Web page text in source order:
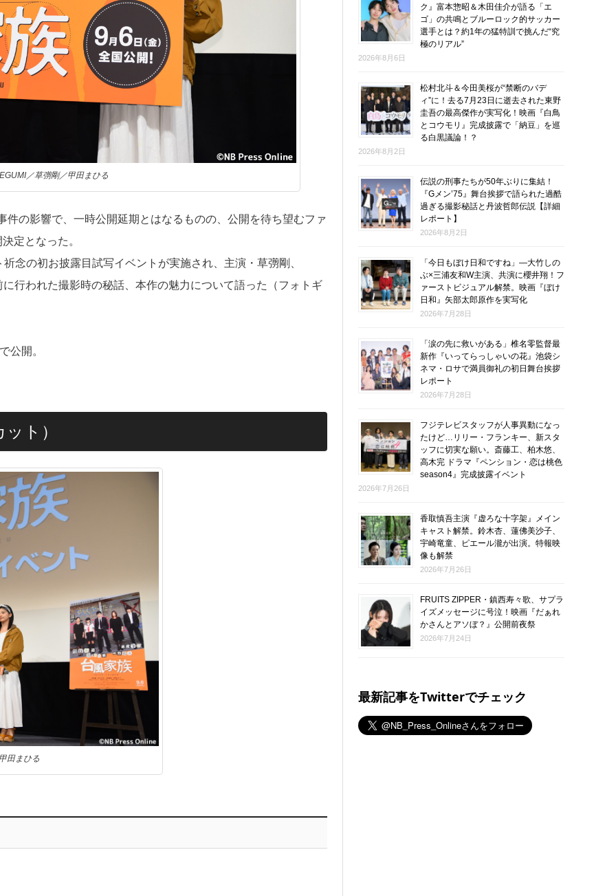
／草彅剛／甲田まひる
の影響で、一時公開延期とはなるものの、公開を待ち望むファ
定となった。
念の初お披露目試写イベントが実施され、主演・草彅剛、
行われた撮影時の秘話、本作の魅力について語った（フォトギ
公開。
ト）
田まひる
ク』富本惣昭＆木田佳介が語る「エ
ゴ」の共鳴とブルーロック的サッカー
選手とは？約1年の猛特訓で挑んだ“究
極のリアル”
2026年8月6日
松村北斗＆今田美桜が“禁断のバデ
ィ”に！去る7月23日に逝去された東野
圭吾の最高傑作が実写化！映画『白鳥
とコウモリ』完成披露で「納豆」を巡
る白黒議論！？
2026年8月2日
伝説の刑事たちが50年ぶりに集結！
『Gメン’75』舞台挨拶で語られた過酷
過ぎる撮影秘話と丹波哲郎伝説【詳細
レポート】
2026年8月2日
「今日もぼけ日和ですね」―大竹しの
ぶ×三浦友和W主演、共演に櫻井翔！フ
ァーストビジュアル解禁。映画『ぼけ
日和』矢部太郎原作を実写化
2026年7月28日
「涙の先に救いがある」椎名零監督最
新作『いってらっしゃいの花』池袋シ
ネマ・ロサで満員御礼の初日舞台挨拶
レポート
2026年7月28日
フジテレビスタッフが人事異動になっ
たけど…リリー・フランキー、新スタ
ッフに切実な願い。斎藤工、柏木悠、
高木完 ドラマ『ペンション・恋は桃色
season4』完成披露イベント
2026年7月26日
香取慎吾主演『虚ろな十字架』メイン
キャスト解禁。鈴木杏、蓮佛美沙子、
宇崎竜童、ピエール瀧が出演。特報映
像も解禁
2026年7月26日
FRUITS ZIPPER・鎮西寿々歌、サプラ
イズメッセージに号泣！映画『だぁれ
かさんとアソぼ？』公開前夜祭
2026年7月24日
最新記事をTwitterでチェック